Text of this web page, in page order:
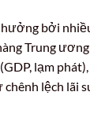
hưởng bởi
Trung
lạm
chênh lệch lãi